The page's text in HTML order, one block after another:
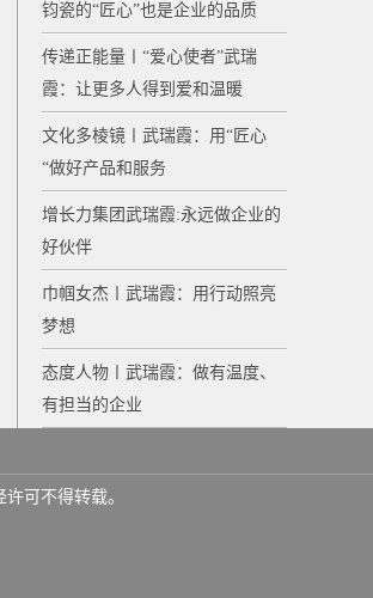
钧瓷的“匠心”也是企业的品质
传递正能量〡“爱心使者”武瑞
霞：让更多人得到爱和温暖
文化多棱镜〡武瑞霞：用“匠心
“做好产品和服务
增长力集团武瑞霞:永远做企业的
好伙伴
巾帼女杰〡武瑞霞：用行动照亮
梦想
态度人物〡武瑞霞：做有温度、
有担当的企业
可不得转载。